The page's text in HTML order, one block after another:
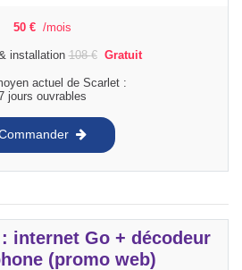
50 € /mois
installation108€ Gratuit
actuel de Scarlet :
jours ouvrables
internet Go + décodeur
(promo web)